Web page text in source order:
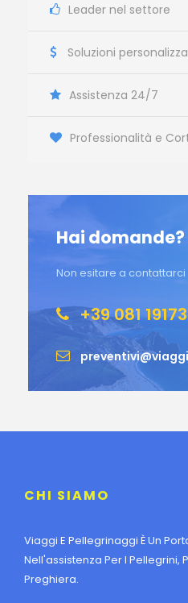
Leader nel settore
Soluzioni
Assistenza 24/7
Professionalità e
Hai domande?
Non esitare a contattarci
+39 081
CHI SIAMO
Viaggi E Pellegrinaggi È Un
Nell'assistenza Per I Pellegrini,
Preghiera.